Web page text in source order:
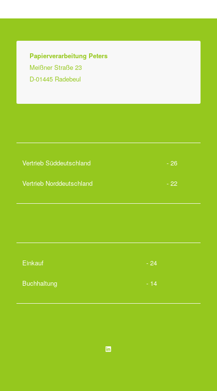
Papierverarbeitung Peters
Meißner Straße 23
D-01445 Radebeul
Vertrieb Süddeutschland - 26
Vertrieb Norddeutschland - 22
Einkauf - 24
Buchhaltung - 14
LinkedIn